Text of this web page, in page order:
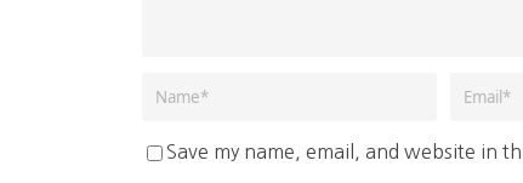
Save my name, email, and website in